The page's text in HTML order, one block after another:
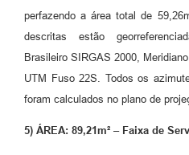
perfazendo a área total de
descritas estão
Brasileiro SIRGAS 2000,
UTM Fuso 22S. Todos os
foram calculados no plano de
5) ÁREA: 89,21m² – Faixa de